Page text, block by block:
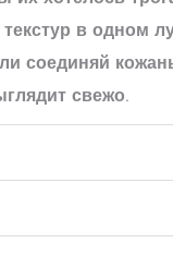
в одном
соединяй
свежо.